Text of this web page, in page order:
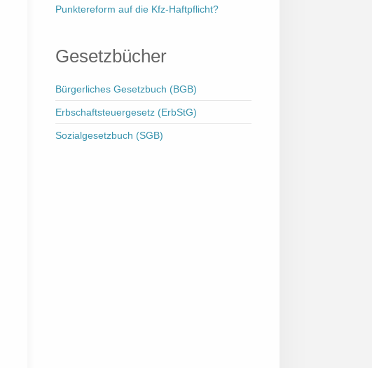
Punktereform auf die Kfz-Haftpflicht?
Gesetzbücher
Bürgerliches Gesetzbuch (BGB)
Erbschaftsteuergesetz (ErbStG)
Sozialgesetzbuch (SGB)